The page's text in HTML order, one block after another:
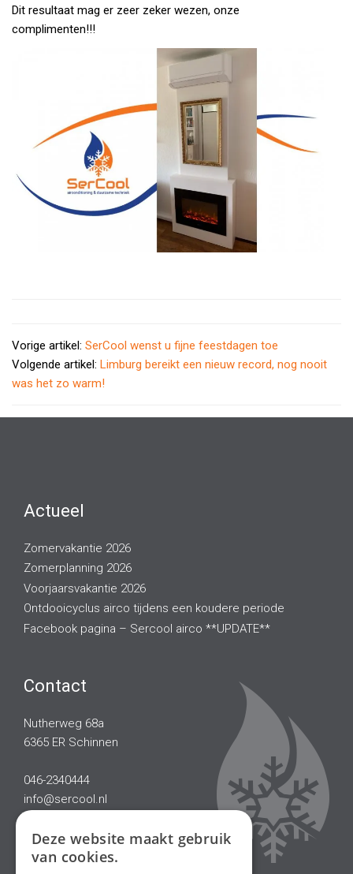
Dit resultaat mag er zeer zeker wezen, onze
complimenten!!!
Vorige artikel: SerCool wenst u fijne feestdagen toe
Volgende artikel: Limburg bereikt een nieuw record, nog nooit
was het zo warm!
Actueel
Zomervakantie 2026
Zomerplanning 2026
Voorjaarsvakantie 2026
Ontdooicyclus airco tijdens een koudere periode
Facebook pagina – Sercool airco **UPDATE**
Contact
Nutherweg 68a
6365 ER Schinnen
046-2340444
info@sercool.nl
Deze website maakt gebruik
van cookies.